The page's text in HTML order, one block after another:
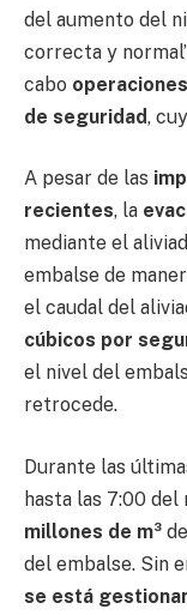
del aumento del
correcta y
cabo
de seguridad,
A pesar de las
recientes, la
mediante el
embalse de
el caudal del
cúbicos por
el nivel del
retrocede.
Durante las
hasta las 7:00
millones de m³
del embalse. Sin
se está